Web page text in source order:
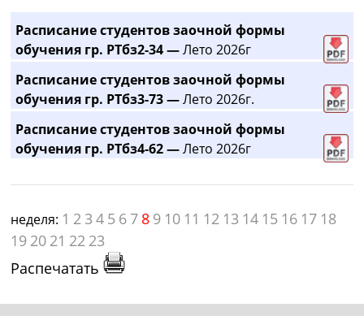
Расписание студентов заочной формы
обучения гр. РТбз2-34 —Лето 2026г
Расписание студентов заочной формы
обучения гр. РТбз3-73 —Лето 2026г.
Расписание студентов заочной формы
обучения гр. РТбз4-62 —Лето 2026г
неделя: 1 2 3 4 5 6 7 8 9 10 11 12 13 14 15 16 17 18
19 20 21 22 23
Распечатать